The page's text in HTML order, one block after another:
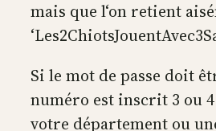
mais que l‘on retient
Si le mot de passe doit
numéro est inscrit 3 ou
votre département ou